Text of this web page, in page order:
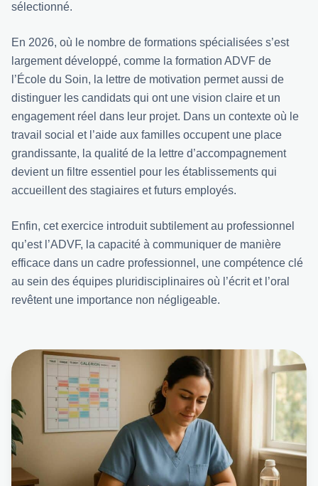
sélectionné.
En 2026, où le nombre de formations spécialisées s’est
largement développé, comme la formation ADVF de
l’École du Soin, la lettre de motivation permet aussi de
distinguer les candidats qui ont une vision claire et un
engagement réel dans leur projet. Dans un contexte où le
travail social et l’aide aux familles occupent une place
grandissante, la qualité de la lettre d’accompagnement
devient un filtre essentiel pour les établissements qui
accueillent des stagiaires et futurs employés.
Enfin, cet exercice introduit subtilement au professionnel
qu’est l’ADVF, la capacité à communiquer de manière
efficace dans un cadre professionnel, une compétence clé
au sein des équipes pluridisciplinaires où l’écrit et l’oral
revêtent une importance non négligeable.